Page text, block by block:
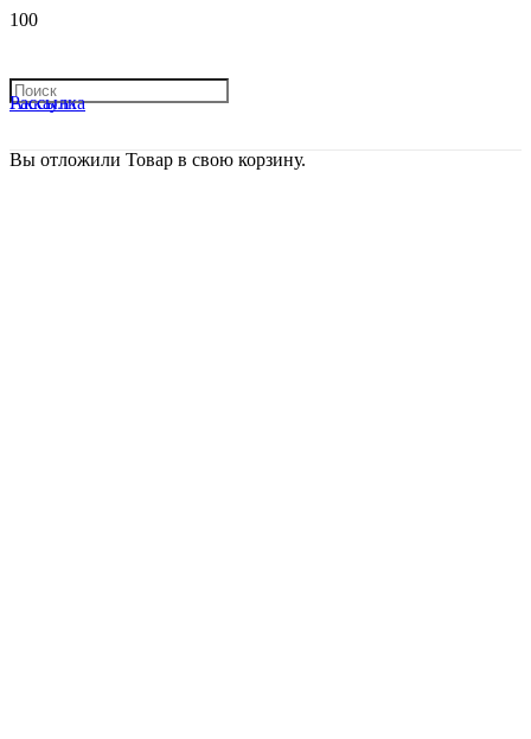
Рассылка
Аккаунт
Вы отложили Товар в свою корзину.